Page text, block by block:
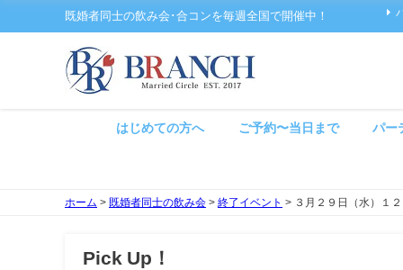
既婚者同士の飲み会･合コンを毎週全国で開催中！
はじめての方へ ご予約〜当日まで パー
ホーム > 既婚者同士の飲み会 > 終了イベント > ３月２９日（水）１
Pick Up！